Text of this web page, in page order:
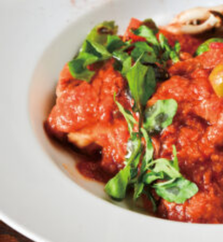
京都の書店
CULTURE
すべて
関西で開催。
おすすめの展覧会
おすすめの映画
誠光社で選びました。
紹介します。